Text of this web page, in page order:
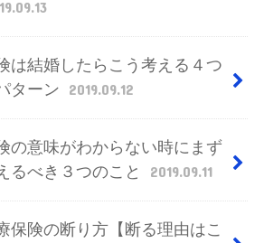
は結婚したらこう考える４つ
ターン
2019.09.12
の意味がわからない時にまず
るべき３つのこと
2019.09.11
保険の断り方【断る理由はこ